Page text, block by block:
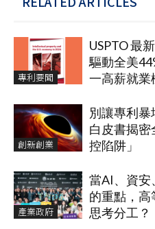
專利要聞
USPTO 最
驅動全美
一高薪就業
創新創業
別讓專利
白皮書揭
控陷阱」
產業政府
當AI、資安
的重點，
思考分工？